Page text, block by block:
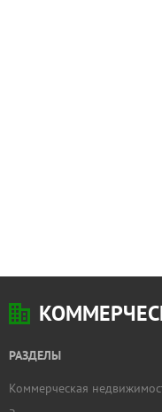
РАЗДЕЛЫ
Коммерческая